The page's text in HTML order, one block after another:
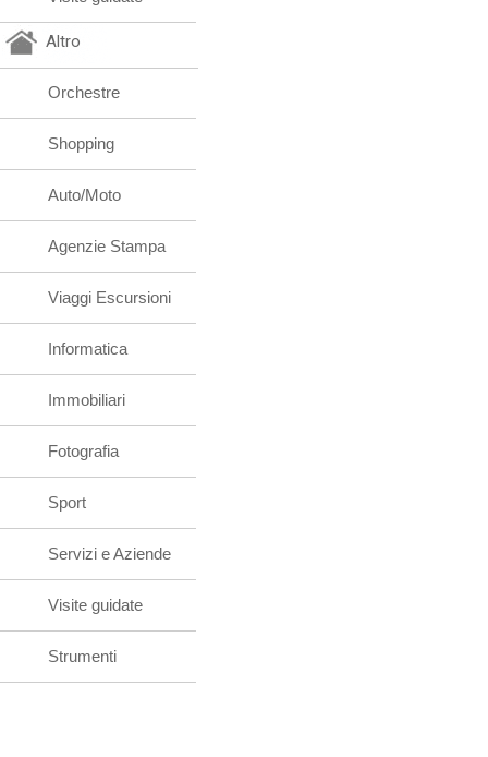
Altro
Orchestre
Shopping
Auto/Moto
Agenzie Stampa
Viaggi Escursioni
Informatica
Immobiliari
Fotografia
Sport
Servizi e Aziende
Visite guidate
Strumenti